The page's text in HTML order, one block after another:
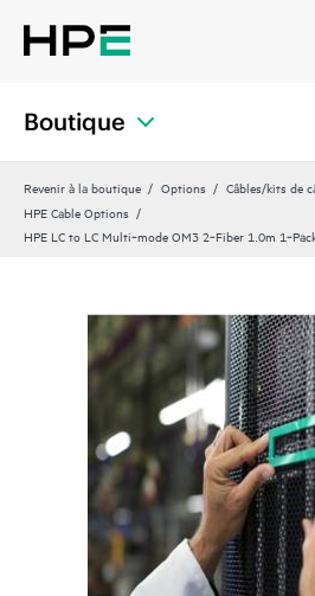
Boutique
Revenir à la boutique Options Câbles/kits de
HPE Cable Options
HPE LC to LC Multi‑mode OM3 2‑Fiber 1.0m